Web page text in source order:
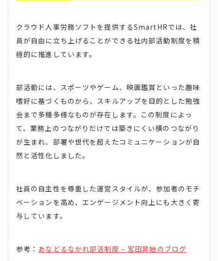
クラウド人事労務ソフトを提供するSmartHRでは、社
員が自由に立ち上げることができる社内部活動制度を積
極的に推進しています。
部活動には、スポーツやゲーム、映画鑑賞といった趣味
嗜好に基づくものから、スキルアップを目的とした勉強
会まで多種多様なものが存在します。この制度によっ
て、業務上のつながりだけでは築きにくい横のつながり
が生まれ、部署や世代を超えたコミュニケーションが自
然と活性化しました。
社員の自主性を尊重した運営スタイルが、参加者のモチ
ベーションを高め、エンゲージメント向上にも大きく寄
与しています。
参考： あなどるなかれ部活制度 – 宮田昇始のブログ